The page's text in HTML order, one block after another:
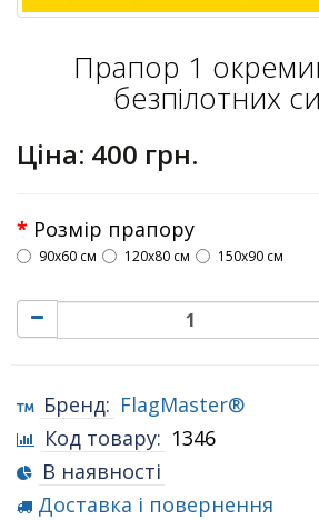
Прапор 1
безпілотних
Ціна: 400 грн.
Розмір прапору
90х60 см 120х80 см 150х90 см
Бренд: FlagMaster®
Код товару: 1346
В наявності
Доставка і повернення